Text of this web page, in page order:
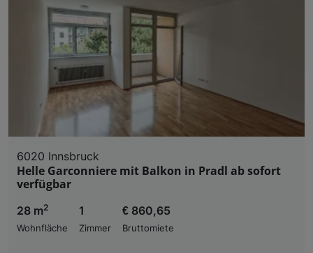
6020 Innsbruck
Helle Garconniere mit Balkon in Pradl ab sofort
verfügbar
28 m2
Wohnfläche
1
Zimmer
€ 860,65
Bruttomiete